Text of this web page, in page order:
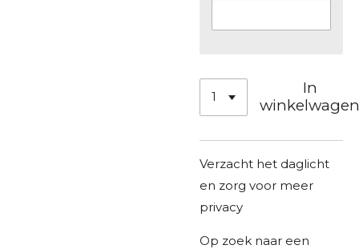
In
Verzacht het daglicht
en zorg voor meer
privacy
Op zoek naar een